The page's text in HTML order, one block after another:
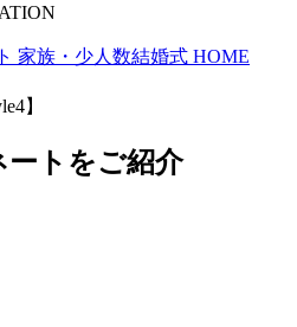
家族・少人数結婚式 HOME
】
トをご紹介